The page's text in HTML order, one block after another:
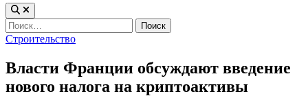
Найти:
Опубликовано
Строительство
Власти Франции обсуждают введение
нового налога на криптоактивы